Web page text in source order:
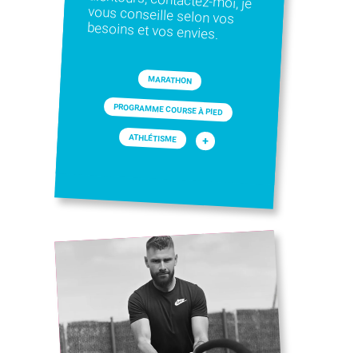
besoins et vos envies.
MARATHON
PROGRAMME COURSE À PIED
ATHLÉTISME +